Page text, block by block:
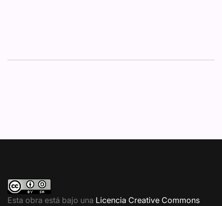
Esta obra está bajo una Licencia Creative Commons